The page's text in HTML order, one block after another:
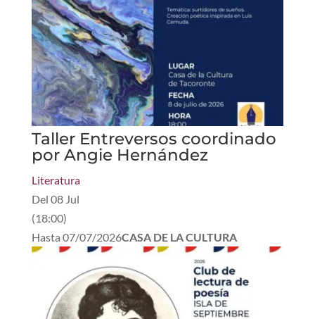
Taller Entreversos coordinado
por Angie Hernández
Literatura
Del 08 Jul
(18:00)
Hasta 07/07/2026CASA DE LA CULTURA